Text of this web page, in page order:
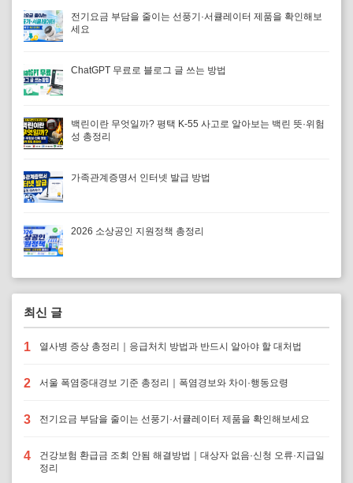
전기요금 부담을 줄이는 선풍기·서큘레이터 제품을 확인해보
세요
ChatGPT 무료로 블로그 글 쓰는 방법
백린이란 무엇일까? 평택 K-55 사고로 알아보는 백린 뜻·위험
성 총정리
가족관계증명서 인터넷 발급 방법
2026 소상공인 지원정책 총정리
최신 글
1 열사병 증상 총정리｜응급처치 방법과 반드시 알아야 할 대처법
2 서울 폭염중대경보 기준 총정리｜폭염경보와 차이·행동요령
3 전기요금 부담을 줄이는 선풍기·서큘레이터 제품을 확인해보세요
4
건강보험 환급금 조회 안됨 해결방법｜대상자 없음·신청 오류·지급일
정리